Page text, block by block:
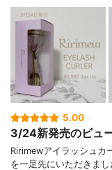
5.00
3/24新発売のビュ
Ririmewアイラッシュカ
を一足先にいただきま